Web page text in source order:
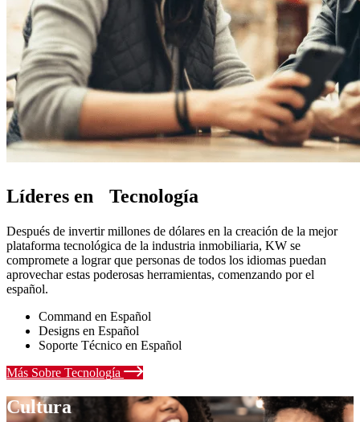
Líderes en Tecnología
Después de invertir millones de dólares en la creación de la mejor
plataforma tecnológica de la industria inmobiliaria, KW se
compromete a lograr que personas de todos los idiomas puedan
aprovechar estas poderosas herramientas, comenzando por el
español.
Command en Español
Designs en Español
Soporte Técnico en Español
Más Sobre Tecnología
Cultura